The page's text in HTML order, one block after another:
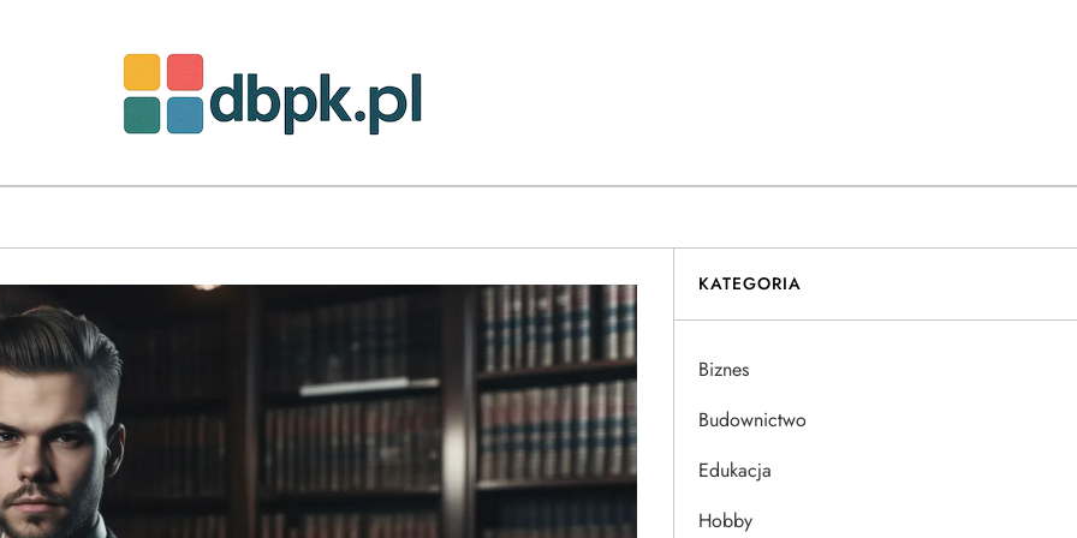
KATEGORIA
Biznes
Budownictwo
Edukacja
Hobby